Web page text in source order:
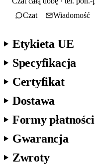
Czat
Wiadomość
Etykieta UE
Specyfikacja
Certyfikat
Dostawa
Formy płatności
Gwarancja
Zwroty